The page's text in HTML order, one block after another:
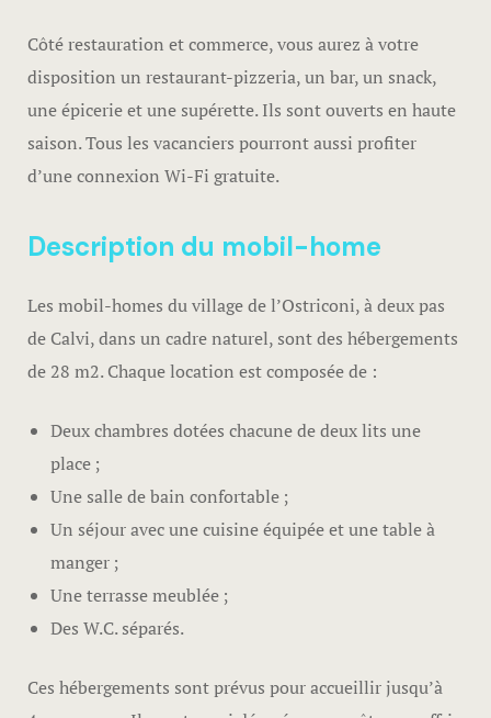
Côté restauration et commerce, vous aurez à votre
disposition un restaurant-pizzeria, un bar, un snack,
une épicerie et une supérette. Ils sont ouverts en haute
saison. Tous les vacanciers pourront aussi profiter
d’une connexion Wi-Fi gratuite.
Description du mobil-home
Les mobil-homes du village de l’Ostriconi, à deux pas
de Calvi, dans un cadre naturel, sont des hébergements
de 28 m2. Chaque location est composée de :
Deux chambres dotées chacune de deux lits une
place ;
Une salle de bain confortable ;
Un séjour avec une cuisine équipée et une table à
manger ;
Une terrasse meublée ;
Des W.C. séparés.
Ces hébergements sont prévus pour accueillir jusqu’à